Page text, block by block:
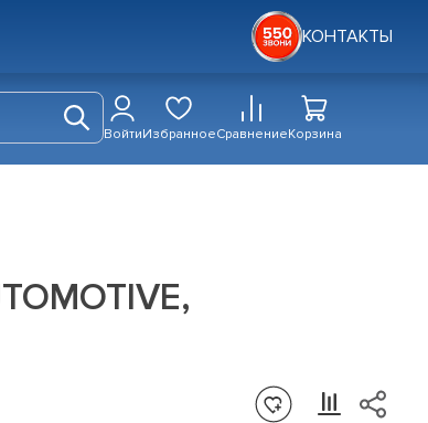
КОНТАКТЫ
ВойтиИзбранноеСравнениеКорзина